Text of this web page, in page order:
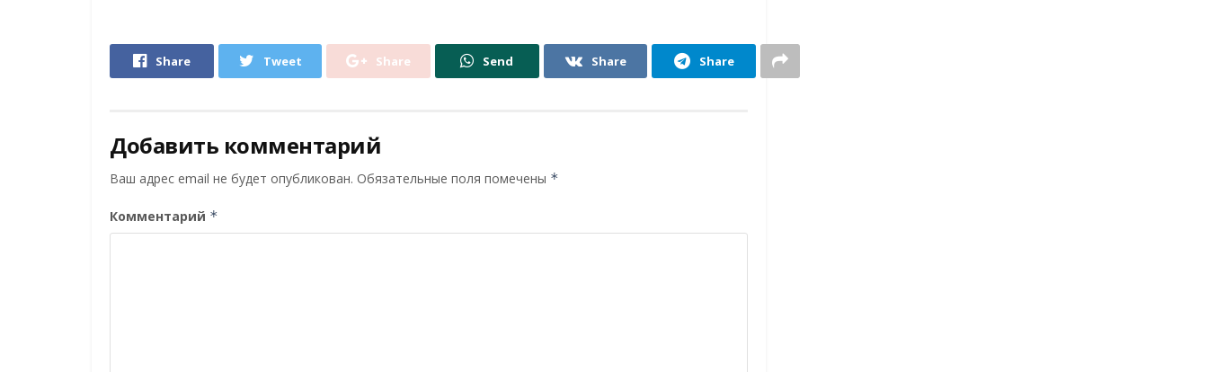
Share Tweet Share Send Share Share
Добавить комментарий
Ваш адрес email не будет опубликован. Обязательные поля помечены *
Комментарий *